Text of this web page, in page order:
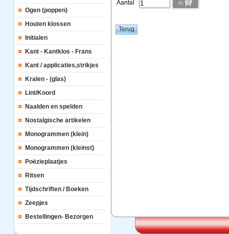
Ogen (poppen)
Houten klossen
Initialen
Kant - Kantklos - Frans
Kant / applicaties,strikjes
Kralen - (glas)
Lint/Koord
Naalden en spelden
Nostalgische artikelen
Monogrammen (klein)
Monogrammen (kleinst}
Poëzieplaatjes
Ritsen
Tijdschriften / Boeken
Zeepjes
Bestellingen- Bezorgen
Aantal